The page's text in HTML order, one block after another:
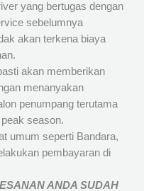
yang bertugas dengan
sebelumnya
akan terkena biaya
akan memberikan
menanyakan
penumpang terutama
season.
umum seperti Bandara,
pembayaran di
ANDA SUDAH